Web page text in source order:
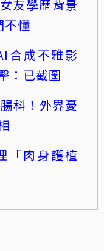
友學歷背景
懂
合成不雅影
：已截圖
科！外界憂
「肉身護植